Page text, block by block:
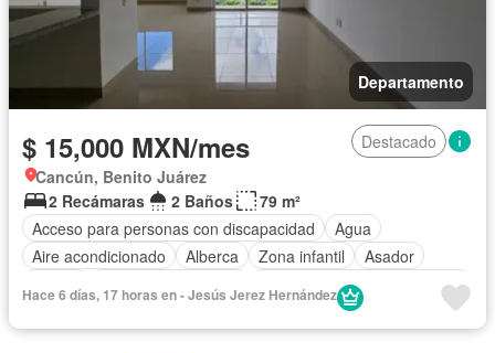
Departamento
$ 15,000 MXN/mes
Destacado
Cancún, Benito Juárez
2 Recámaras
2 Baños
79 m²
Acceso para personas con discapacidad
Agua
Aire acondicionado
Alberca Zona infantil
Asador
Circuito cerrado de televisión
Cocina integral
Cuarto de Limpieza
Electricidad
Elevador
Hace 6 días, 17 horas en - Jesús Jerez Hernández